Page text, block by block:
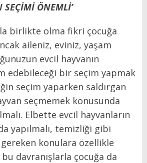
SEÇİMİ ÖNEMLİ’
birlikte olma fikri çocuğa
aileniz, eviniz, yaşam
evcil hayvanın
edebileceği bir seçim yapmak
seçim yaparken saldırgan
seçmemek konusunda
Elbette evcil hayvanların
yapılmalı, temizliği gibi
konulara özellikle
davranışlarla çocuğa da